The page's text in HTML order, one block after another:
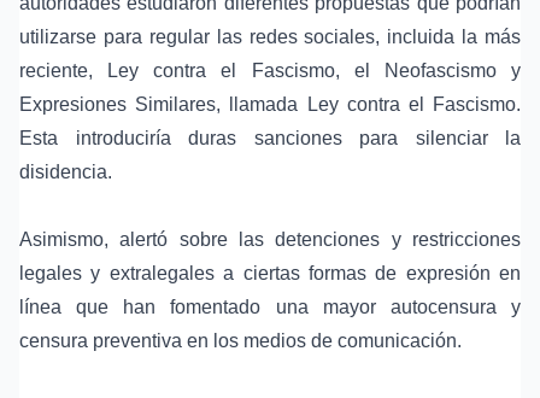
utilizarse para regular las redes sociales, incluida la más
reciente, Ley contra el Fascismo, el Neofascismo y
Expresiones Similares, llamada Ley contra el Fascismo.
Esta introduciría duras sanciones para silenciar la
disidencia.
Asimismo, alertó sobre las detenciones y restricciones
legales y extralegales a ciertas formas de expresión en
línea que han fomentado una mayor autocensura y
censura preventiva en los medios de comunicación.